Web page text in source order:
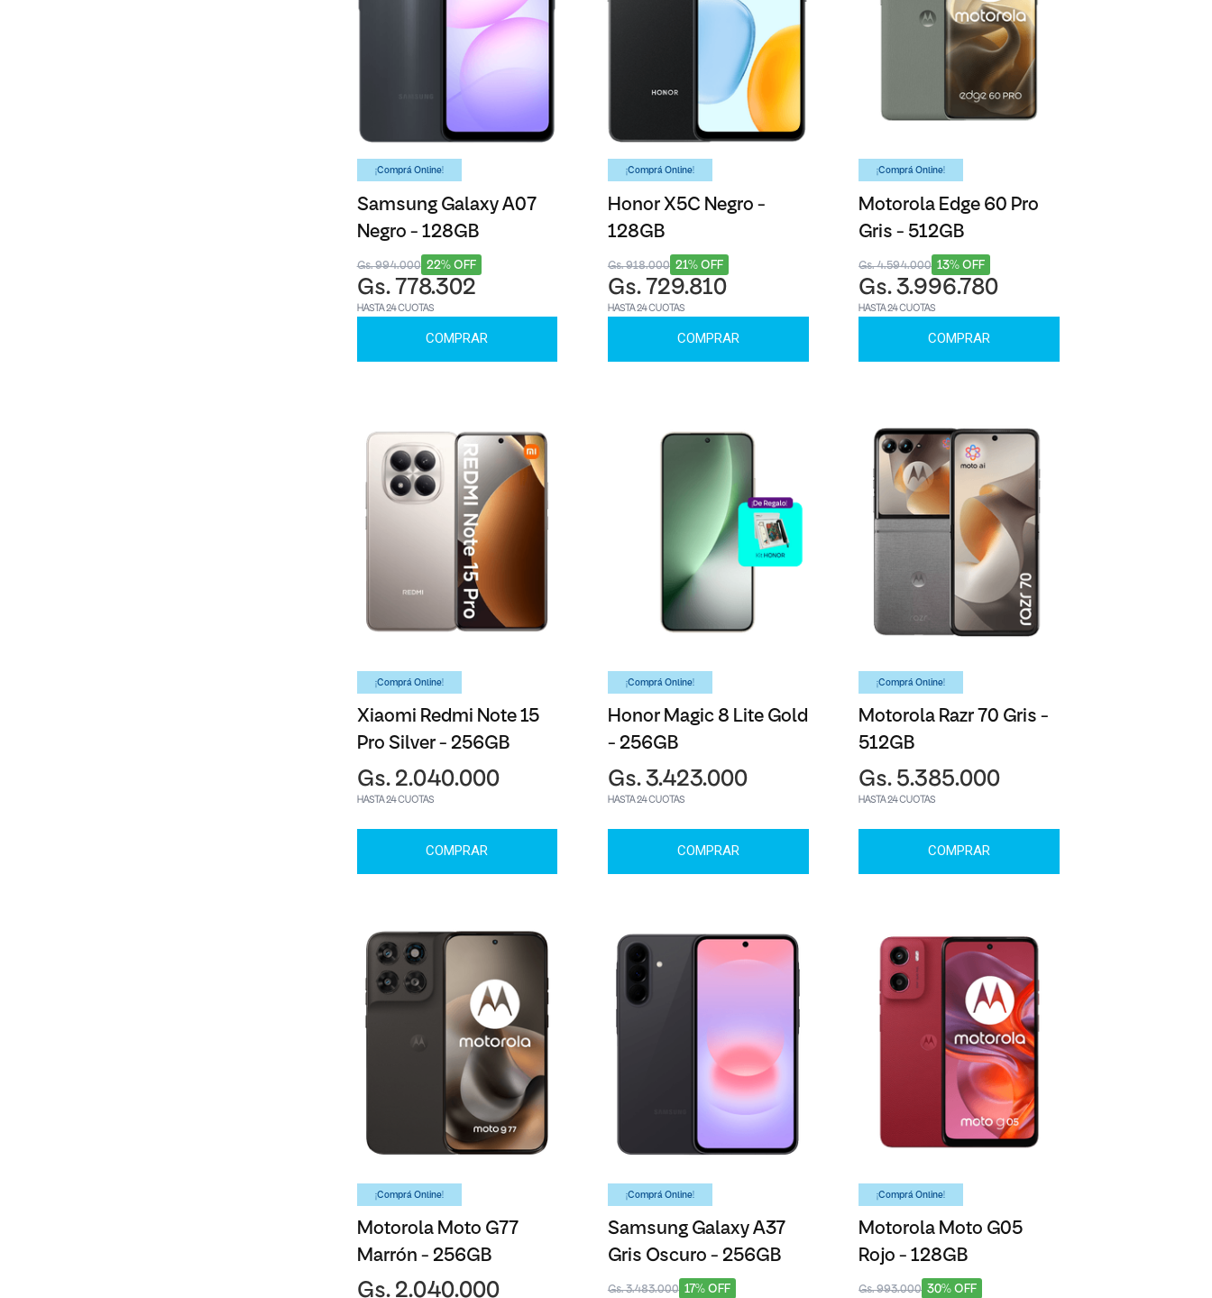
¡Comprá Online!
Samsung Galaxy A07
Negro - 128GB
22% OFF
Gs. 994.000
Gs. 778.302
HASTA 24 CUOTAS
COMPRAR
¡Comprá Online!
Honor X5C Negro -
128GB
21% OFF
Gs. 918.000
Gs. 729.810
HASTA 24 CUOTAS
COMPRAR
¡Comprá Online!
Motorola Edge 60 Pro
Gris - 512GB
13% OFF
Gs. 4.594.000
Gs. 3.996.780
HASTA 24 CUOTAS
COMPRAR
¡Comprá Online!
Xiaomi Redmi Note 15
Pro Silver - 256GB
Gs. 2.040.000
HASTA 24 CUOTAS
COMPRAR
¡Comprá Online!
Honor Magic 8 Lite Gold
- 256GB
Gs. 3.423.000
HASTA 24 CUOTAS
COMPRAR
¡Comprá Online!
Motorola Razr 70 Gris -
512GB
Gs. 5.385.000
HASTA 24 CUOTAS
COMPRAR
¡Comprá Online!
Motorola Moto G77
Marrón - 256GB
Gs. 2.040.000
¡Comprá Online!
Samsung Galaxy A37
Gris Oscuro - 256GB
17% OFF
Gs. 3.483.000
¡Comprá Online!
Motorola Moto G05
Rojo - 128GB
30% OFF
Gs. 993.000